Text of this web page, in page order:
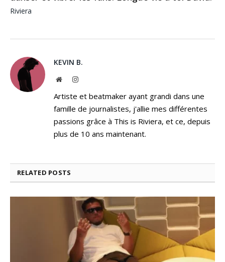
Riviera
KEVIN B.
WebsiteInstagram
Artiste et beatmaker ayant grandi dans une
famille de journalistes, j'allie mes différentes
passions grâce à This is Riviera, et ce, depuis
plus de 10 ans maintenant.
RELATED POSTS